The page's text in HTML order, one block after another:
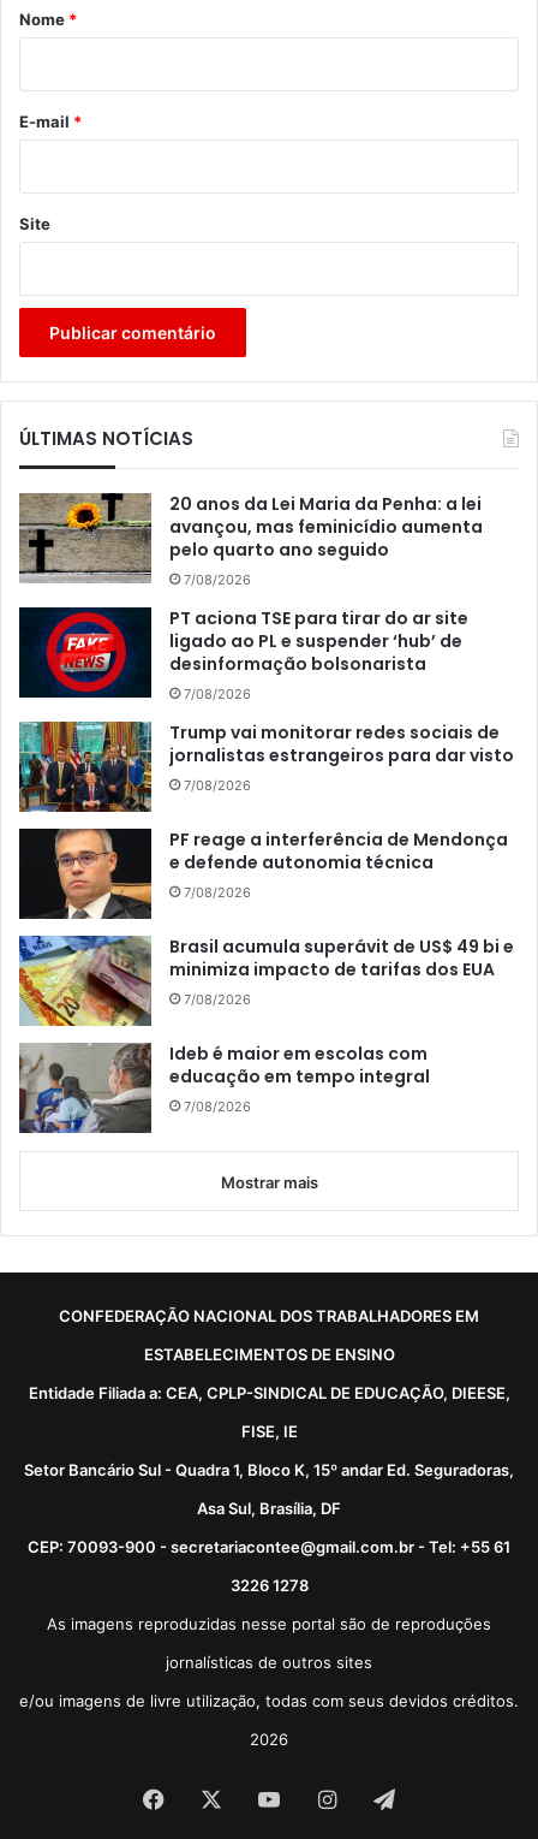
r
*
Nome *
E-mail *
Site
ÚLTIMAS NOTÍCIAS
20 anos da Lei Maria da Penha: a lei
avançou, mas feminicídio aumenta
pelo quarto ano seguido
7/08/2026
PT aciona TSE para tirar do ar site
ligado ao PL e suspender ‘hub’ de
desinformação bolsonarista
7/08/2026
Trump vai monitorar redes sociais de
jornalistas estrangeiros para dar visto
7/08/2026
PF reage a interferência de Mendonça
e defende autonomia técnica
7/08/2026
Brasil acumula superávit de US$ 49 bi e
minimiza impacto de tarifas dos EUA
7/08/2026
Ideb é maior em escolas com
educação em tempo integral
7/08/2026
Mostrar mais
CONFEDERAÇÃO NACIONAL DOS TRABALHADORES EM
ESTABELECIMENTOS DE ENSINO
Entidade Filiada a: CEA, CPLP-SINDICAL DE EDUCAÇÃO, DIEESE,
FISE, IE
Setor Bancário Sul - Quadra 1, Bloco K, 15º andar Ed. Seguradoras,
Asa Sul, Brasília, DF
CEP: 70093-900 - secretariacontee@gmail.com.br - Tel: +55 61
3226 1278
As imagens reproduzidas nesse portal são de reproduções
jornalísticas de outros sites
e/ou imagens de livre utilização, todas com seus devidos créditos.
2026
Facebook YouTubeInstagram